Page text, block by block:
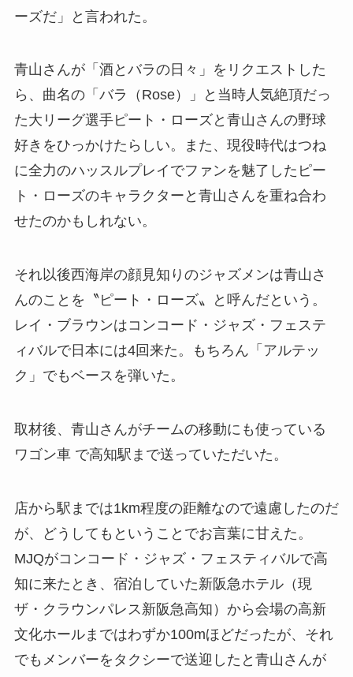
ーズだ」と言われた。
青山さんが「酒とバラの日々」をリクエストした
ら、曲名の「バラ（Rose）」と当時人気絶頂だっ
た大リーグ選手ピート・ローズと青山さんの野球
好きをひっかけたらしい。また、現役時代はつね
に全力のハッスルプレイでファンを魅了したピー
ト・ローズのキャラクターと青山さんを重ね合わ
せたのかもしれない。
それ以後西海岸の顔見知りのジャズメンは青山さ
んのことを〝ピート・ローズ〟と呼んだという。
レイ・ブラウンはコンコード・ジャズ・フェステ
ィバルで日本には4回来た。もちろん「アルテッ
ク」でもベースを弾いた。
取材後、青山さんがチームの移動にも使っている
ワゴン車 で高知駅まで送っていただいた。
店から駅までは1km程度の距離なので遠慮したのだ
が、どうしてもということでお言葉に甘えた。
MJQがコンコード・ジャズ・フェスティバルで高
知に来たとき、宿泊していた新阪急ホテル（現
ザ・クラウンパレス新阪急高知）から会場の高新
文化ホールまではわずか100mほどだったが、それ
でもメンバーをタクシーで送迎したと青山さんが